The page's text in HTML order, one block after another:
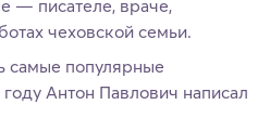
— писателе, враче,
чеховской семьи.
самые популярные
Антон Павлович написал